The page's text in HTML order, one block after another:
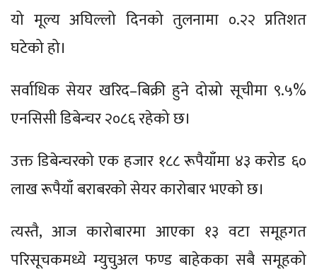
यो मूल्य अघिल्लो दिनको तुलनामा ०.२२ प्रतिशत
घटेको हो।
सर्वाधिक सेयर खरिद–बिक्री हुने दोस्रो सूचीमा ९.५%
एनसिसी डिबेन्चर २०८६ रहेको छ।
उक्त डिबेन्चरको एक हजार १८८ रूपैयाँमा ४३ करोड ६०
लाख रूपैयाँ बराबरको सेयर कारोबार भएको छ।
त्यस्तै, आज कारोबारमा आएका १३ वटा समूहगत
परिसूचकमध्ये म्युचुअल फण्ड बाहेकका सबै समूहको